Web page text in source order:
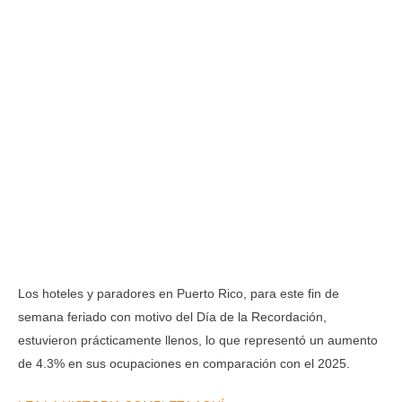
Los hoteles y paradores en Puerto Rico, para este fin de
semana feriado con motivo del Día de la Recordación,
estuvieron prácticamente llenos, lo que representó un aumento
de 4.3% en sus ocupaciones en comparación con el 2025.